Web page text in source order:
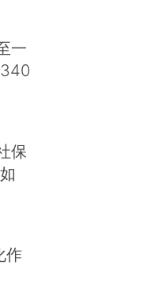
一
保
作